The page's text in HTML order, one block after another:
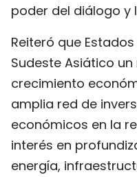
poder del diálogo y
Reiteró que
Sudeste Asiático
crecimiento
amplia red de
económicos en la
interés en
energía,